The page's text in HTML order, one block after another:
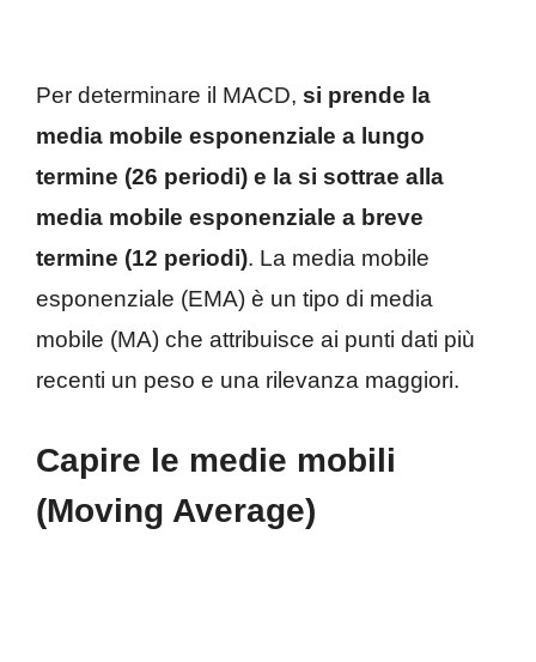
Per determinare il MACD, si prende la
media mobile esponenziale a lungo
termine (26 periodi) e la si sottrae alla
media mobile esponenziale a breve
termine (12 periodi). La media mobile
esponenziale (EMA) è un tipo di media
mobile (MA) che attribuisce ai punti dati più
recenti un peso e una rilevanza maggiori.
Capire le medie mobili
(Moving Average)